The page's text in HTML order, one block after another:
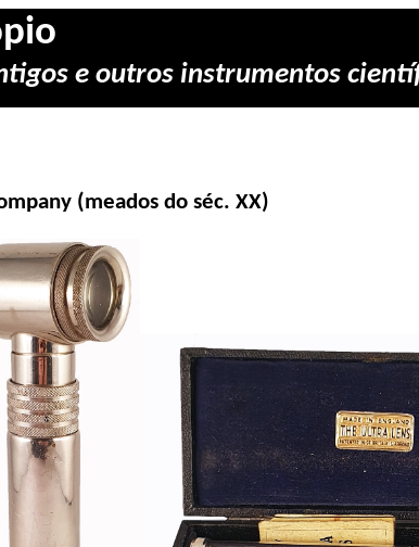
e outros instrumentos
(meados do séc. XX)